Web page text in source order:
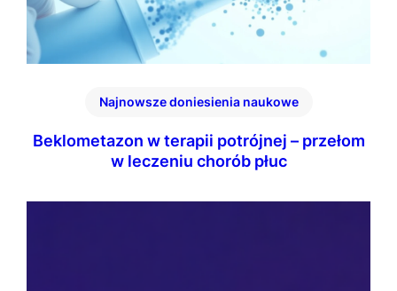
Najnowsze doniesienia naukowe
Beklometazon w terapii potrójnej – przełom
w leczeniu chorób płuc